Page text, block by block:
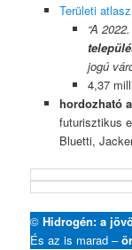
Területi
“A
jogú
4,37
hordozható
futurisztikus
Bluetti,
©Hidrogén: a
És az is marad –